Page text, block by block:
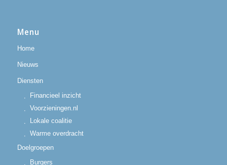
Menu
Home
Nieuws
Diensten
Financieel inzicht
Voorzieningen.nl
Lokale coalitie
Warme overdracht
Doelgroepen
Burgers